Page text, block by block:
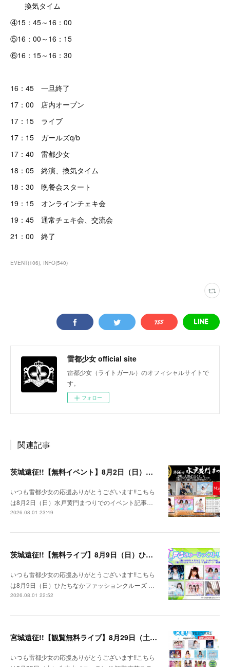
換気タイム
④15：45～16：00
⑤16：00～16：15
⑥16：15～16：30
16：45 一旦終了
17：00 店内オープン
17：15 ライブ
17：15 ガールズq/b
17：40 雷都少女
18：05 終演、換気タイム
18：30 晩餐会スタート
19：15 オンラインチェキ会
19：45 通常チェキ会、交流会
21：00 終了
EVENT(106) INFO(540)
雷都少女 official site
雷都少女（ライトガール）のオフィシャルサイトで
す。
フォロー
関連記事
茨城遠征!!【無料イベント】8月2日（日）水戸黄門まつり
いつも雷都少女の応援ありがとうございます!!こちら
は8月2日（日）水戸黄門まつりでのイベント記事…
2026.08.01 23:49
茨城遠征!!【無料ライブ】8月9日（日）ひたちなかファッションクルーズ 野外ステージ
いつも雷都少女の応援ありがとうございます!!こちら
は8月9日（日）ひたちなかファッションクルーズ …
2026.08.01 22:52
宮城遠征!!【観覧無料ライブ】8月29日（土）八木山ベニーランド
いつも雷都少女の応援ありがとうございます!!こちら